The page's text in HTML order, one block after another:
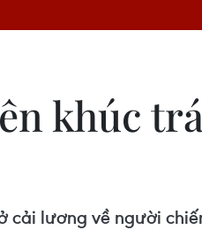
khúc
cải lương về người